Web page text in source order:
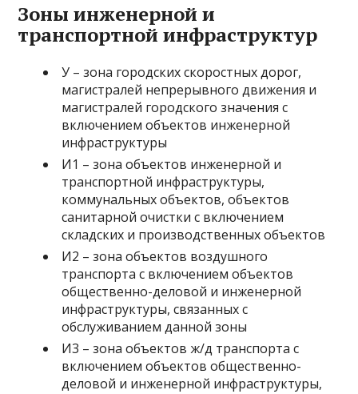
Зоны инженерной и
транспортной инфраструктур
У – зона городских скоростных дорог,
магистралей непрерывного движения и
магистралей городского значения с
включением объектов инженерной
инфраструктуры
И1 – зона объектов инженерной и
транспортной инфраструктуры,
коммунальных объектов, объектов
санитарной очистки с включением
складских и производственных объектов
И2 – зона объектов воздушного
транспорта с включением объектов
общественно-деловой и инженерной
инфраструктуры, связанных с
обслуживанием данной зоны
И3 – зона объектов ж/д транспорта с
включением объектов общественно-
деловой и инженерной инфраструктуры,